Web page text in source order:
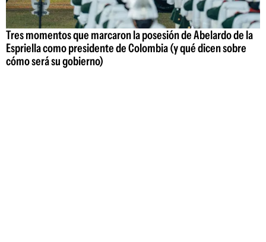
Tres momentos que marcaron la posesión de Abelardo de la
Espriella como presidente de Colombia (y qué dicen sobre
cómo será su gobierno)